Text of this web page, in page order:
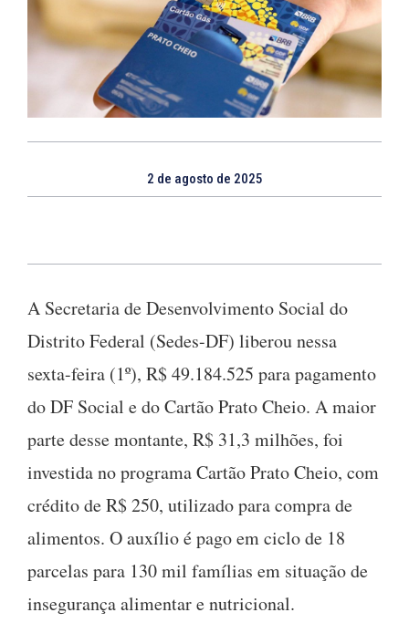
2 de agosto de 2025
A Secretaria de Desenvolvimento Social do
Distrito Federal (Sedes-DF) liberou nessa
sexta-feira (1º), R$ 49.184.525 para pagamento
do DF Social e do Cartão Prato Cheio. A maior
parte desse montante, R$ 31,3 milhões, foi
investida no programa Cartão Prato Cheio, com
crédito de R$ 250, utilizado para compra de
alimentos. O auxílio é pago em ciclo de 18
parcelas para 130 mil famílias em situação de
insegurança alimentar e nutricional.